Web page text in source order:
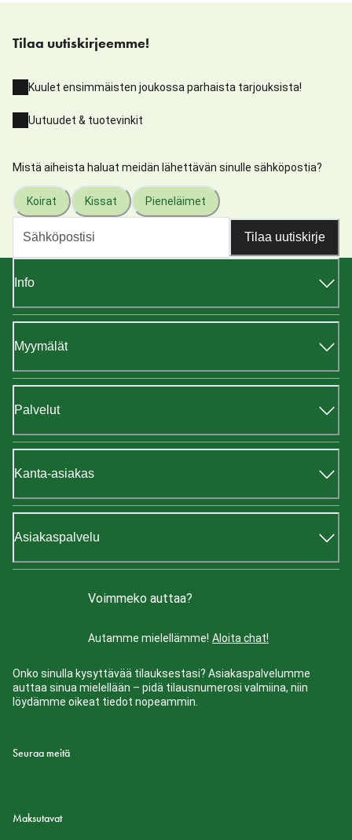
Tilaa uutiskirjeemme!
Kuulet ensimmäisten joukossa parhaista tarjouksista!
Uutuudet & tuotevinkit
Mistä aiheista haluat meidän lähettävän sinulle sähköpostia?
Koirat Kissat Pieneläimet
Tilaa uutiskirje
Info
Myymälät
Palvelut
Kanta-asiakas
Asiakaspalvelu
Voimmeko auttaa?
Autamme mielellämme! Aloita chat!
Onko sinulla kysyttävää tilauksestasi? Asiakaspalvelumme
auttaa sinua mielellään – pidä tilausnumerosi valmiina, niin
löydämme oikeat tiedot nopeammin.
Seuraa meitä
Maksutavat